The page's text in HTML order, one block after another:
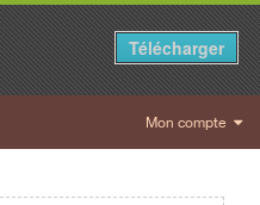
Mon compte
Télécharger